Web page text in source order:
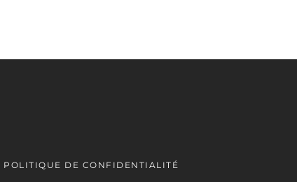
POLITIQUE DE CONFIDENTIALITÉ